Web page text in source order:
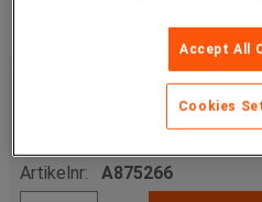
exkl. moms
Artikelnr: A875266
Accept All
Cookies